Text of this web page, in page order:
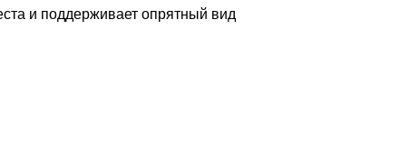
и поддерживает опрятный вид